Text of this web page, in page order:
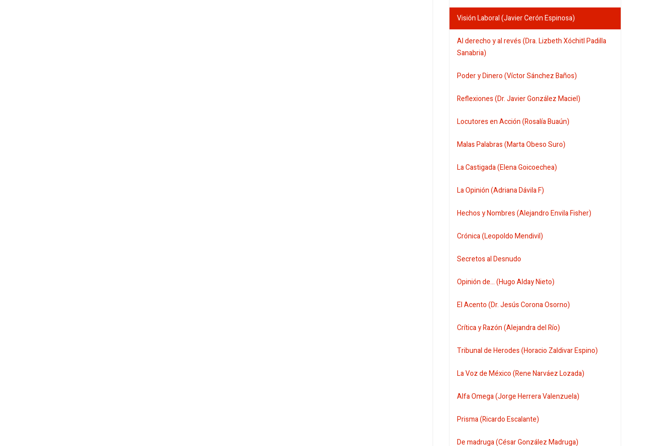
Visión Laboral (Javier Cerón Espinosa)
Al derecho y al revés (Dra. Lizbeth Xóchitl Padilla
Sanabria)
Poder y Dinero (Víctor Sánchez Baños)
Reflexiones (Dr. Javier González Maciel)
Locutores en Acción (Rosalía Buaún)
Malas Palabras (Marta Obeso Suro)
La Castigada (Elena Goicoechea)
La Opinión (Adriana Dávila F)
Hechos y Nombres (Alejandro Envila Fisher)
Crónica (Leopoldo Mendivil)
Secretos al Desnudo
Opinión de... (Hugo Alday Nieto)
El Acento (Dr. Jesús Corona Osorno)
Crítica y Razón (Alejandra del Río)
Tribunal de Herodes (Horacio Zaldivar Espino)
La Voz de México (Rene Narváez Lozada)
Alfa Omega (Jorge Herrera Valenzuela)
Prisma (Ricardo Escalante)
De madruga (César González Madruga)